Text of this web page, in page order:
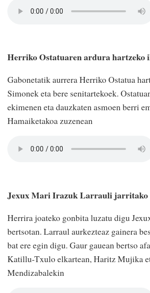
Herriko Ostatuaren ardura hartzeko
Gabonetatik aurrera Herriko Ostatua
Simonek eta bere senitartekoek.
ekimenen eta dauzkaten asmoen berri
Hamaiketakoa zuzenean
Jexux Mari Irazuk Larrauli jarritako
Herrira joateko gonbita luzatu digu
bertsotan. Larraul aurkezteaz gainera
bat ere egin digu. Gaur gauean bertso
Katillu-Txulo elkartean, Haritz Mujika
Mendizabalekin